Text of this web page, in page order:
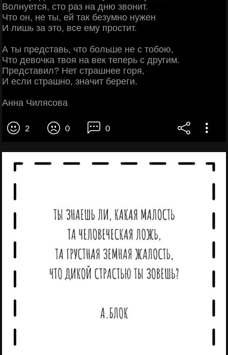
Волнуется, сто раз на дню звонит.
Что он, не ты, ей так безумно нужен
И лишь за это, все ему простит.
А ты представь, что больше не с тобою,
Что девочка твоя на век теперь с другим.
Представил? Нет страшнее горя,
И если страшно, значит береги.
Анна Чилясова
2 0 0